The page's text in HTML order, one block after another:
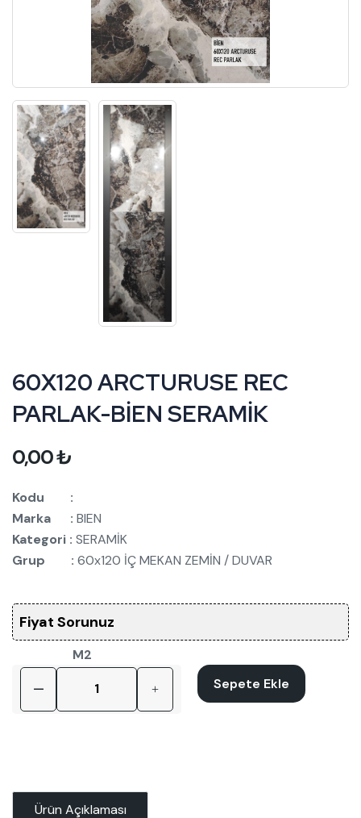
60X120 ARCTURUSE REC
PARLAK-BİEN SERAMİK
0,00₺
Kodu :
Marka : BIEN
Kategori : SERAMİK
Grup : 60x120 İÇ MEKAN ZEMİN / DUVAR
Fiyat Sorunuz
M2
Sepete Ekle
Ürün Açıklaması